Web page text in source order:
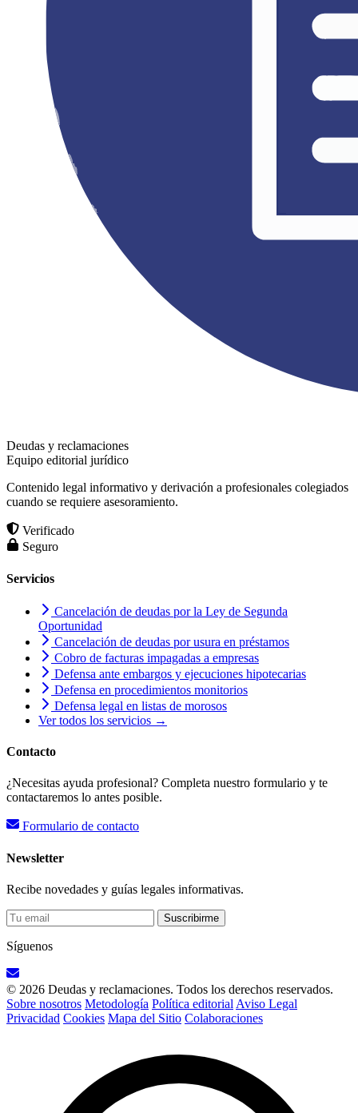
Deudas y reclamaciones
Equipo editorial jurídico
Contenido legal informativo y derivación a profesionales colegiados
cuando se requiere asesoramiento.
Verificado
Seguro
Servicios
Cancelación de deudas por la Ley de Segunda
Oportunidad
Cancelación de deudas por usura en préstamos
Cobro de facturas impagadas a empresas
Defensa ante embargos y ejecuciones hipotecarias
Defensa en procedimientos monitorios
Defensa legal en listas de morosos
Ver todos los servicios →
Contacto
¿Necesitas ayuda profesional? Completa nuestro formulario y te
contactaremos lo antes posible.
Formulario de contacto
Newsletter
Recibe novedades y guías legales informativas.
Suscribirme
Síguenos
© 2026 Deudas y reclamaciones. Todos los derechos reservados.
Sobre nosotros Metodología Política editorial Aviso Legal
Privacidad Cookies Mapa del Sitio Colaboraciones